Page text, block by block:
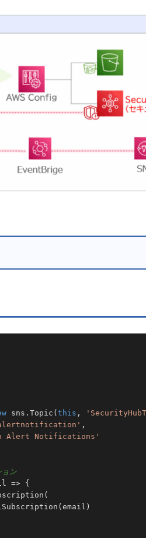
sns.Topic(this ,
Alert Notifications'
ン
=>